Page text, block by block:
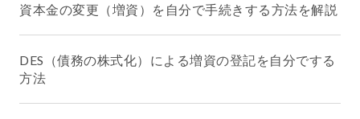
資本金の変更（増資）を自分で手続きする方法を解説
DES（債務の株式化）による増資の登記を自分でする
方法